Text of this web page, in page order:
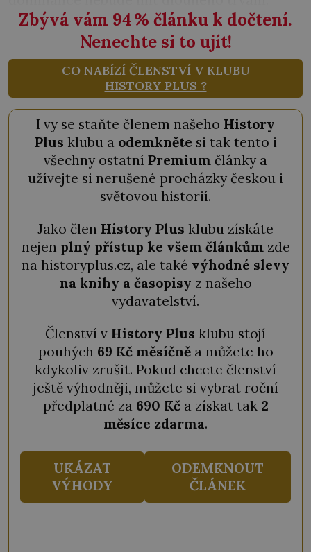
Zbývá vám 94% článku k dočtení.
Nenechte si to ujít!
CO NABÍZÍ ČLENSTVÍ V KLUBU
HISTORY PLUS ?
I vy se staňte členem našeho History
Plus klubu a odemkněte si tak tento i
všechny ostatní Premium články a
užívejte si nerušené procházky českou i
světovou historií.
Jako člen History Plus klubu získáte
nejen plný přístup ke všem článkům zde
na historyplus.cz, ale také výhodné slevy
na knihy a časopisy z našeho
vydavatelství.
Členství v History Plus klubu stojí
pouhých 69 Kč měsíčněa můžete ho
kdykoliv zrušit. Pokud chcete členství
ještě výhodněji, můžete si vybrat roční
předplatné za 690 Kča získat tak 2
měsíce zdarma.
UKÁZAT
VÝHODY
ODEMKNOUT
ČLÁNEK